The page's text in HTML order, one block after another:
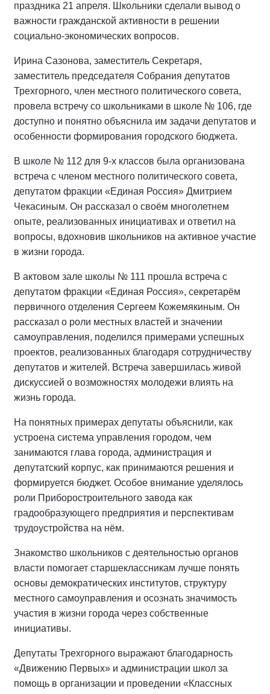
праздника 21 апреля. Школьники сделали вывод о
важности гражданской активности в решении
социально-экономических вопросов.
Ирина Сазонова, заместитель Секретаря,
заместитель председателя Собрания депутатов
Трехгорного, член местного политического совета,
провела встречу со школьниками в школе № 106, где
доступно и понятно объяснила им задачи депутатов и
особенности формирования городского бюджета.
В школе № 112 для 9-х классов была организована
встреча с членом местного политического совета,
депутатом фракции «Единая Россия» Дмитрием
Чекасиным. Он рассказал о своём многолетнем
опыте, реализованных инициативах и ответил на
вопросы, вдохновив школьников на активное участие
в жизни города.
В актовом зале школы № 111 прошла встреча с
депутатом фракции «Единая Россия», секретарём
первичного отделения Сергеем Кожемякиным. Он
рассказал о роли местных властей и значении
самоуправления, поделился примерами успешных
проектов, реализованных благодаря сотрудничеству
депутатов и жителей. Встреча завершилась живой
дискуссией о возможностях молодежи влиять на
жизнь города.
На понятных примерах депутаты объяснили, как
устроена система управления городом, чем
занимаются глава города, администрация и
депутатский корпус, как принимаются решения и
формируется бюджет. Особое внимание уделялось
роли Приборостроительного завода как
градообразующего предприятия и перспективам
трудоустройства на нём.
Знакомство школьников с деятельностью органов
власти помогает старшеклассникам лучше понять
основы демократических институтов, структуру
местного самоуправления и осознать значимость
участия в жизни города через собственные
инициативы.
Депутаты Трехгорного выражают благодарность
«Движению Первых» и администрации школ за
помощь в организации и проведении «Классных